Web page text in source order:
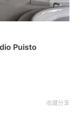
Puisto
收藏分享